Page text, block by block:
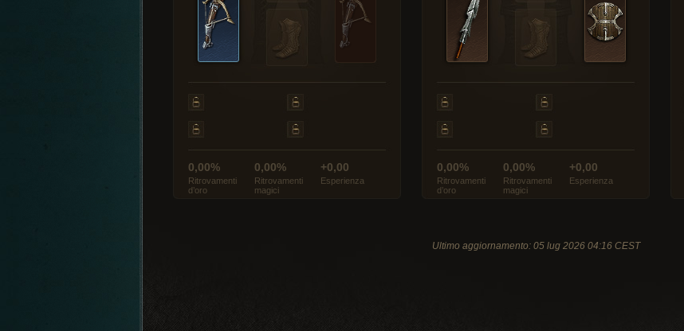
0,00%
Ritrovamenti
d’oro
0,00%
Ritrovamenti
magici
+0,00
Esperienza
0,00%
Ritrovamenti
d’oro
0,00%
Ritrovamenti
magici
+0,00
Esperienza
Ultimo aggiornamento: 05 lug 2026 04:16 CEST